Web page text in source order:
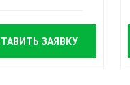
ЗАЯВКУ